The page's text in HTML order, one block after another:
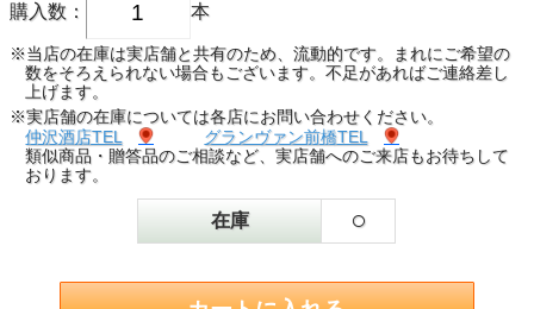
購入数： 本
※当店の在庫は実店舗と共有のため、流動的です。まれにご希望の
数をそろえられない場合もございます。不足があればご連絡差し
上げます。
※実店舗の在庫については各店にお問い合わせください。
仲沢酒店TEL
グランヴァン前橋TEL
類似商品・贈答品のご相談など、実店舗へのご来店もお待ちして
おります。
在庫 ○